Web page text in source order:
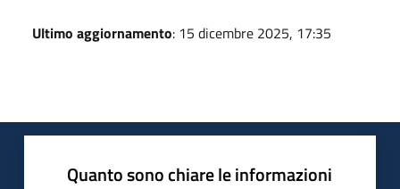
Ultimo aggiornamento: 15 dicembre 2025, 17:35
Quanto sono chiare le informazioni